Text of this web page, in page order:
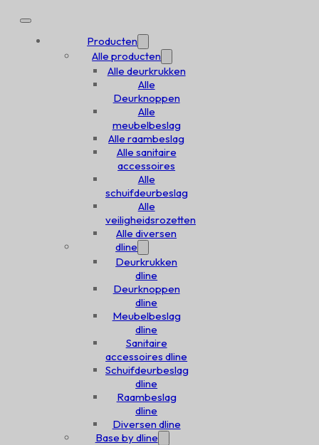
Producten
Alle producten
Alle deurkrukken
Alle
Deurknoppen
Alle
meubelbeslag
Alle raambeslag
Alle sanitaire
accessoires
Alle
schuifdeurbeslag
Alle
veiligheidsrozetten
Alle diversen
dline
Deurkrukken
dline
Deurknoppen
dline
Meubelbeslag
dline
Sanitaire
accessoires dline
Schuifdeurbeslag
dline
Raambeslag
dline
Diversen dline
Base by dline